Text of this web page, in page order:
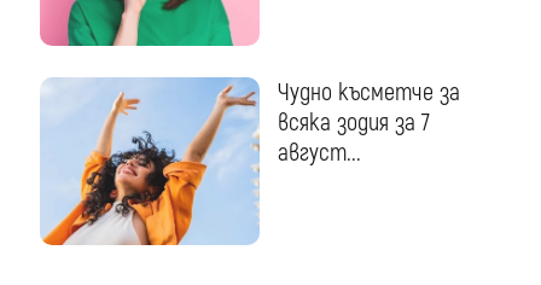
Чудно късметче за
всяка зодия за 7
август...